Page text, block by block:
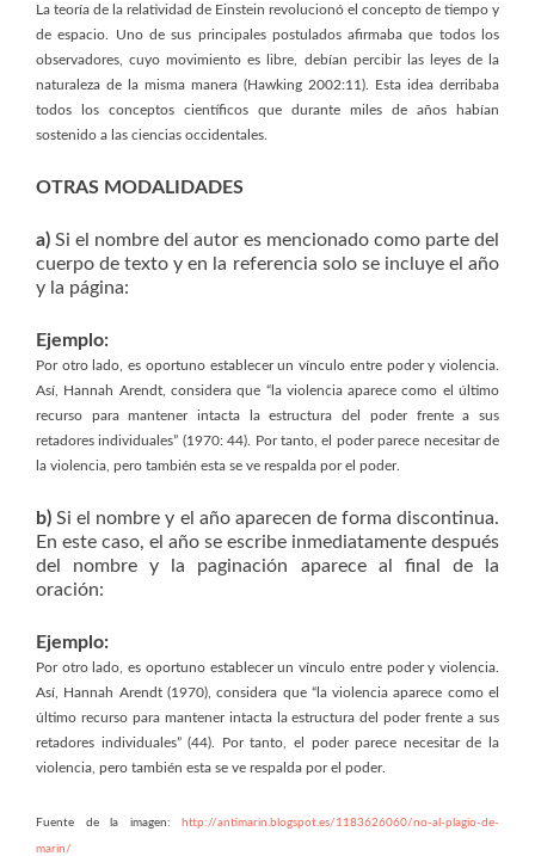
La teoría de la relatividad de Einstein revolucionó el concepto de tiempo y
de espacio. Uno de sus principales postulados afirmaba que todos los
observadores, cuyo movimiento es libre, debían percibir las leyes de la
naturaleza de la misma manera (Hawking 2002:11). Esta idea derribaba
todos los conceptos científicos que durante miles de años habían
sostenido a las ciencias occidentales.
OTRAS MODALIDADES
a) Si el nombre del autor es mencionado como parte del
cuerpo de texto y en la referencia solo se incluye el año
y la página:
Ejemplo:
Por otro lado, es oportuno establecer un vínculo entre poder y violencia.
Así, Hannah Arendt, considera que “la violencia aparece como el último
recurso para mantener intacta la estructura del poder frente a sus
retadores individuales” (1970: 44). Por tanto, el poder parece necesitar de
la violencia, pero también esta se ve respalda por el poder.
b) Si el nombre y el año aparecen de forma discontinua.
En este caso, el año se escribe inmediatamente después
del nombre y la paginación aparece al final de la
oración:
Ejemplo:
Por otro lado, es oportuno establecer un vínculo entre poder y violencia.
Así, Hannah Arendt (1970), considera que “la violencia aparece como el
último recurso para mantener intacta la estructura del poder frente a sus
retadores individuales” (44). Por tanto, el poder parece necesitar de la
violencia, pero también esta se ve respalda por el poder.
Fuente de la imagen: http://antimarin.blogspot.es/1183626060/no-al-plagio-de-
marin/